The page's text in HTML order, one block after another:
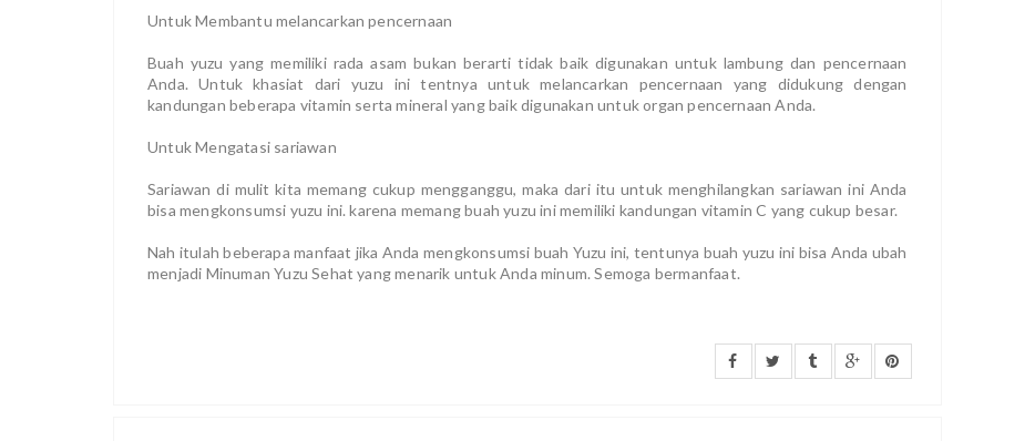
Untuk Membantu melancarkan pencernaan
Buah yuzu yang memiliki rada asam bukan berarti tidak baik digunakan untuk lambung dan pencernaan
Anda. Untuk khasiat dari yuzu ini tentnya untuk melancarkan pencernaan yang didukung dengan
kandungan beberapa vitamin serta mineral yang baik digunakan untuk organ pencernaan Anda.
Untuk Mengatasi sariawan
Sariawan di mulit kita memang cukup mengganggu, maka dari itu untuk menghilangkan sariawan ini Anda
bisa mengkonsumsi yuzu ini. karena memang buah yuzu ini memiliki kandungan vitamin C yang cukup besar.
Nah itulah beberapa manfaat jika Anda mengkonsumsi buah Yuzu ini, tentunya buah yuzu ini bisa Anda ubah
menjadi Minuman Yuzu Sehat yang menarik untuk Anda minum. Semoga bermanfaat.